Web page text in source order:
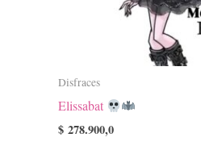
Disfraces
Elissabat
$ 278.900,0